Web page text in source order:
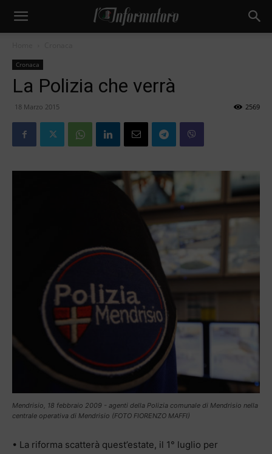
Cronaca
La Polizia che verrà
18 Marzo 2015 2569
Mendrisio, 18 febbraio 2009 - agenti della Polizia comunale di Mendrisio nella
centrale operativa di Mendrisio (FOTO FIORENZO MAFFI)
• La riforma scatterà quest’estate, il 1° luglio per